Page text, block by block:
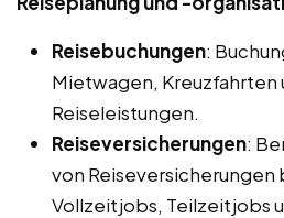
Reisebuchungen:
Mietwagen, Kreuzfahrten
Reiseleistungen.
Reiseversicherungen:
von Reiseversicherungen
Vollzeitjobs, Teilzeitjobs